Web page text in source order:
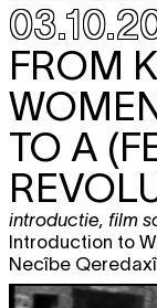
FROM
TO A
introductie film
Introduction to
Necîbe